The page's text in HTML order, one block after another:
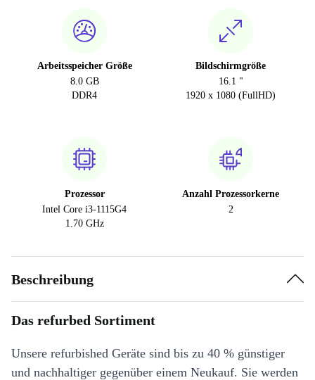
Arbeitsspeicher Größe
8.0 GB
DDR4
Bildschirmgröße
16.1 "
1920 x 1080 (FullHD)
Prozessor
Intel Core i3-1115G4
1.70 GHz
Anzahl Prozessorkerne
2
Beschreibung
Das refurbed Sortiment
Unsere refurbished Geräte sind bis zu 40 % günstiger
und nachhaltiger gegenüber einem Neukauf. Sie werden